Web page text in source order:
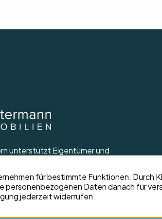
unterstützt Eigentümer und